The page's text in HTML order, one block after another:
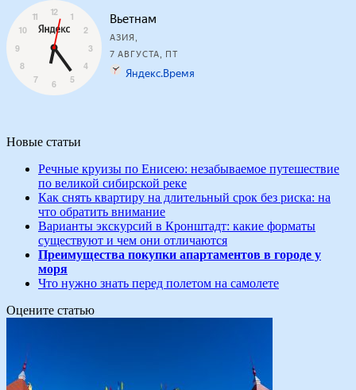
Новые статьи
Речные круизы по Енисею: незабываемое путешествие
по великой сибирской реке
Как снять квартиру на длительный срок без риска: на
что обратить внимание
Варианты экскурсий в Кронштадт: какие форматы
существуют и чем они отличаются
Преимущества покупки апартаментов в городе у
моря
Что нужно знать перед полетом на самолете
Оцените статью